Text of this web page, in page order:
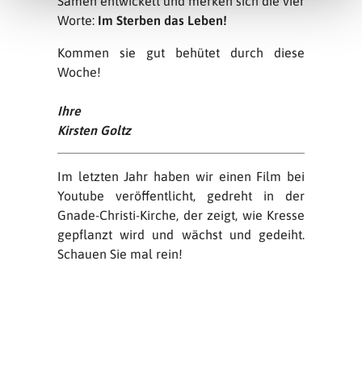
Worte: Im Sterben das Leben!
Kommen sie gut behütet durch diese
Woche!
Ihre
Kirsten Goltz
Im letzten Jahr haben wir einen Film bei
Youtube veröffentlicht, gedreht in der
Gnade-Christi-Kirche, der zeigt, wie Kresse
gepflanzt wird und wächst und gedeiht.
Schauen Sie mal rein!